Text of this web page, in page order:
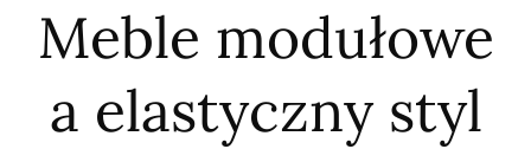
Meble modułowe
a elastyczny styl